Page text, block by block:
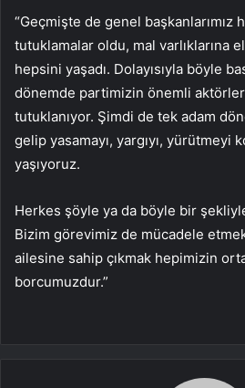
“Geçmişte de genel başkanlarımız
tutuklamalar oldu, mal varlıklarına
hepsini yaşadı. Dolayısıyla böyle
dönemde partimizin önemli aktörleri
tutuklanıyor. Şimdi de tek adam
gelip yasamayı, yargıyı,
yaşıyoruz.
Herkes şöyle ya da böyle bir
Bizim görevimiz de mücadele
ailesine sahip çıkmak hepimizin
borcumuzdur.”